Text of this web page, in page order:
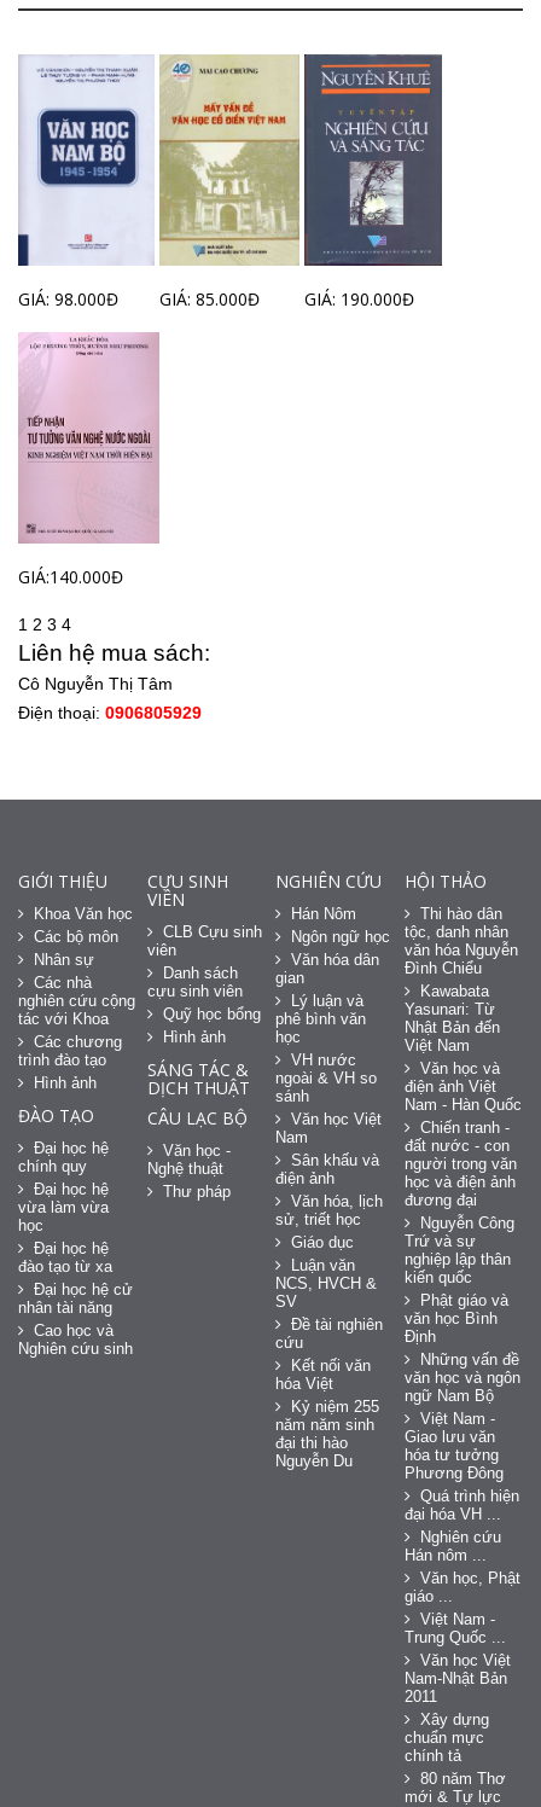
GIÁ: 98.000Đ GIÁ: 85.000Đ GIÁ: 190.000Đ
GIÁ:140.000Đ
1 2 3 4
Liên hệ mua sách:
Cô Nguyễn Thị Tâm
Điện thoại: 0906805929
GIỚI THIỆU
Khoa Văn học
Các bộ môn
Nhân sự
Các nhà
nghiên cứu cộng
tác với Khoa
Các chương
trình đào tạo
Hình ảnh
ĐÀO TẠO
Đại học hệ
chính quy
Đại học hệ
vừa làm vừa
học
Đại học hệ
đào tạo từ xa
Đại học hệ cử
nhân tài năng
Cao học và
Nghiên cứu sinh
CỰU SINH
VIÊN
CLB Cựu sinh
viên
Danh sách
cựu sinh viên
Quỹ học bổng
Hình ảnh
SÁNG TÁC &
DỊCH THUẬT
CÂU LẠC BỘ
Văn học -
Nghệ thuật
Thư pháp
NGHIÊN CỨU
Hán Nôm
Ngôn ngữ học
Văn hóa dân
gian
Lý luận và
phê bình văn
học
VH nước
ngoài & VH so
sánh
Văn học Việt
Nam
Sân khấu và
điện ảnh
Văn hóa, lịch
sử, triết học
Giáo dục
Luận văn
NCS, HVCH &
SV
Đề tài nghiên
cứu
Kết nối văn
hóa Việt
Kỷ niệm 255
năm năm sinh
đại thi hào
Nguyễn Du
HỘI THẢO
Thi hào dân
tộc, danh nhân
văn hóa Nguyễn
Đình Chiểu
Kawabata
Yasunari: Từ
Nhật Bản đến
Việt Nam
Văn học và
điện ảnh Việt
Nam - Hàn Quốc
Chiến tranh -
đất nước - con
người trong văn
học và điện ảnh
đương đại
Nguyễn Công
Trứ và sự
nghiệp lập thân
kiến quốc
Phật giáo và
văn học Bình
Định
Những vấn đề
văn học và ngôn
ngữ Nam Bộ
Việt Nam -
Giao lưu văn
hóa tư tưởng
Phương Đông
Quá trình hiện
đại hóa VH ...
Nghiên cứu
Hán nôm ...
Văn học, Phật
giáo ...
Việt Nam -
Trung Quốc ...
Văn học Việt
Nam-Nhật Bản
2011
Xây dựng
chuẩn mực
chính tả
80 năm Thơ
mới & Tự lực